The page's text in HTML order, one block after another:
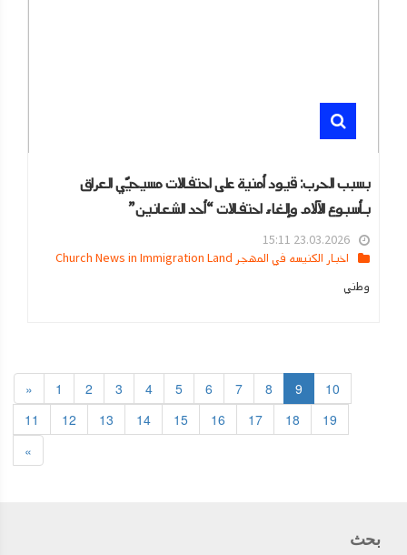
بسبب الحرب: قيود أمنية على احتفالات مسيحيّي العراق
بأسبوع الآلام وإلغاء احتفالات “أحد الشعانين”
23.03.2026 15:11
اخبار الكنيسه في المهجر Church News in Immigration Land
وطني
« 1 2 3 4 5 6 7 8 9
10
11
12 13 14 15 16 17 18
19
»
بحث